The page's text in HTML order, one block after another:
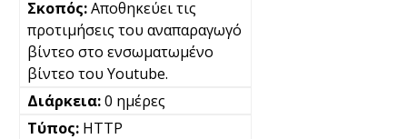
Αποθηκεύει τις
προτιμήσεις του αναπαραγωγό
βίντεο στο ενσωματωμένο
βίντεο του Youtube.
0 ημέρες
HTTP